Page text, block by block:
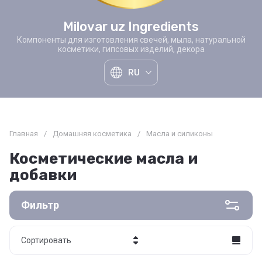
Milovar uz Ingredients
Компоненты для изготовления свечей, мыла, натуральной
косметики, гипсовых изделий, декора
RU
Главная / Домашняя косметика / Масла и силиконы
Косметические масла и
добавки
Фильтр
Сортировать